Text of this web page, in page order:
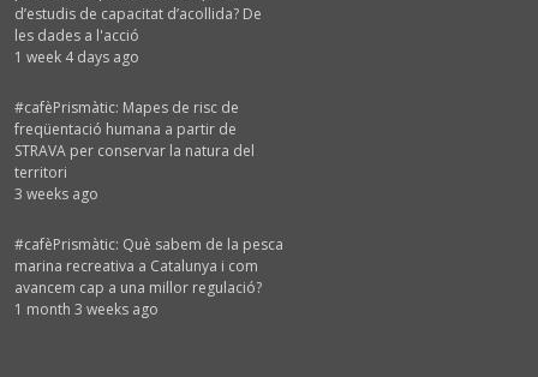
d’estudis de capacitat d’acollida? De
les dades a l'acció
1 week 4 days ago
#cafèPrismàtic: Mapes de risc de
freqüentació humana a partir de
STRAVA per conservar la natura del
territori
3 weeks ago
#cafèPrismàtic: Què sabem de la pesca
marina recreativa a Catalunya i com
avancem cap a una millor regulació?
1 month 3 weeks ago